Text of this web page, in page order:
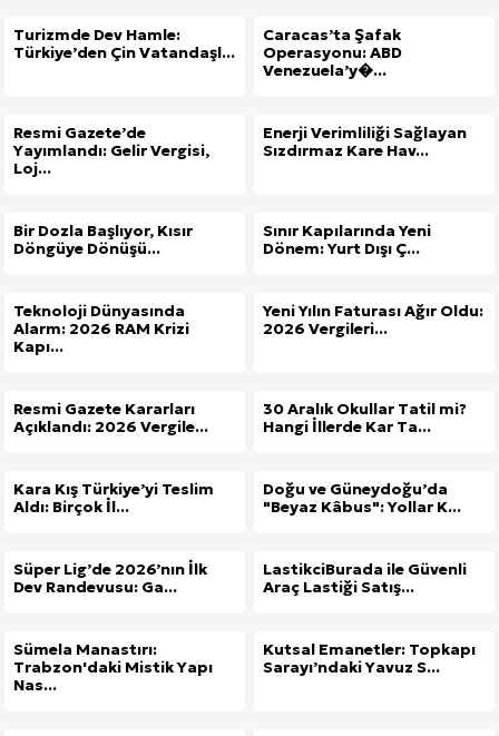
Turizmde Dev Hamle:
Türkiye’den Çin Vatandaşl...
Caracas’ta Şafak
Operasyonu: ABD
Venezuela’y�...
Resmi Gazete’de
Yayımlandı: Gelir Vergisi,
Loj...
Enerji Verimliliği Sağlayan
Sızdırmaz Kare Hav...
Bir Dozla Başlıyor, Kısır
Döngüye Dönüşü...
Sınır Kapılarında Yeni
Dönem: Yurt Dışı Ç...
Teknoloji Dünyasında
Alarm: 2026 RAM Krizi
Kapı...
Yeni Yılın Faturası Ağır Oldu:
2026 Vergileri...
Resmi Gazete Kararları
Açıklandı: 2026 Vergile...
30 Aralık Okullar Tatil mi?
Hangi İllerde Kar Ta...
Kara Kış Türkiye’yi Teslim
Aldı: Birçok İl...
Doğu ve Güneydoğu’da
"Beyaz Kâbus": Yollar K...
Süper Lig’de 2026’nın İlk
Dev Randevusu: Ga...
LastikciBurada ile Güvenli
Araç Lastiği Satış...
Sümela Manastırı:
Trabzon'daki Mistik Yapı
Nas...
Kutsal Emanetler: Topkapı
Sarayı’ndaki Yavuz S...